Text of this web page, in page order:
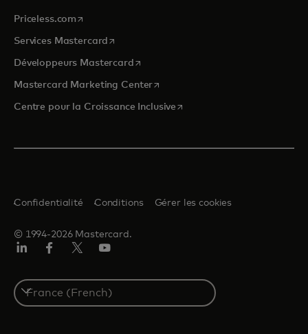
Priceless.com s’ouvre dans un nouvel onglet
Services Mastercard s’ouvre dans un nouvel onglet
Développeurs Mastercards’ouvre dans un nouvel onglet
Mastercard Marketing Centers’ouvre dans un nouvel onglet
Centre pour la Croissance Inclusive s’ouvre dans un nouvel
© 1994-2026 Mastercard.
Confidentialité Conditions Gérer les cookies
Select
a
country